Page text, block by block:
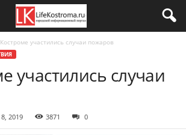
участились случаи пожаров
участились случаи
2019 3871 0